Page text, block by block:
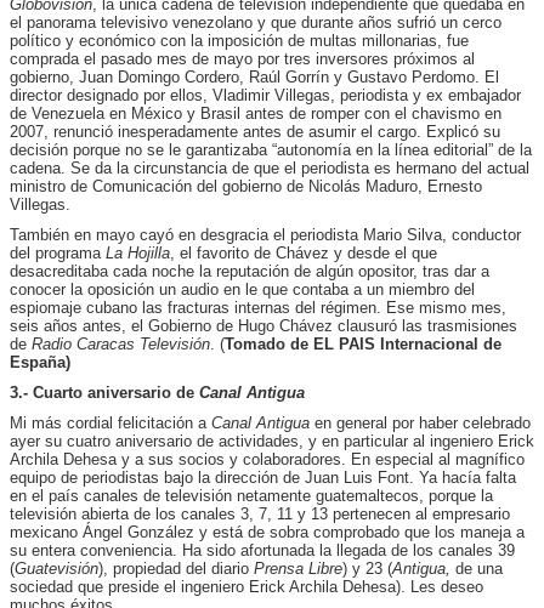
Globovisión, la única cadena de televisión independiente que quedaba en
el panorama televisivo venezolano y que durante años sufrió un cerco
político y económico con la imposición de multas millonarias, fue
comprada el pasado mes de mayo por tres inversores próximos al
gobierno, Juan Domingo Cordero, Raúl Gorrín y Gustavo Perdomo. El
director designado por ellos, Vladimir Villegas, periodista y ex embajador
de Venezuela en México y Brasil antes de romper con el chavismo en
2007, renunció inesperadamente antes de asumir el cargo. Explicó su
decisión porque no se le garantizaba “autonomía en la línea editorial” de la
cadena. Se da la circunstancia de que el periodista es hermano del actual
ministro de Comunicación del gobierno de Nicolás Maduro, Ernesto
Villegas.
También en mayo cayó en desgracia el periodista Mario Silva, conductor
del programa La Hojilla, el favorito de Chávez y desde el que
desacreditaba cada noche la reputación de algún opositor, tras dar a
conocer la oposición un audio en le que contaba a un miembro del
espiomaje cubano las fracturas internas del régimen. Ese mismo mes,
seis años antes, el Gobierno de Hugo Chávez clausuró las trasmisiones
de Radio Caracas Televisión. (Tomado de EL PAIS Internacional de
España)
3.- Cuarto aniversario de Canal Antigua
Mi más cordial felicitación a Canal Antigua en general por haber celebrado
ayer su cuatro aniversario de actividades, y en particular al ingeniero Erick
Archila Dehesa y a sus socios y colaboradores. En especial al magnífico
equipo de periodistas bajo la dirección de Juan Luis Font. Ya hacía falta
en el país canales de televisión netamente guatemaltecos, porque la
televisión abierta de los canales 3, 7, 11 y 13 pertenecen al empresario
mexicano Ángel González y está de sobra comprobado que los maneja a
su entera conveniencia. Ha sido afortunada la llegada de los canales 39
(Guatevisión), propiedad del diario Prensa Libre) y 23 (Antigua, de una
sociedad que preside el ingeniero Erick Archila Dehesa). Les deseo